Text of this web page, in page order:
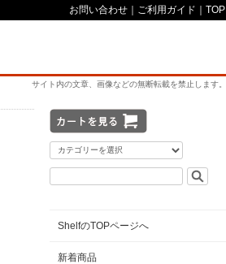
お問い合わせ ご利用ガイド TOP
サイト内の文章、画像などの無断転載を禁止します。
ShelfのTOPページへ
新着商品